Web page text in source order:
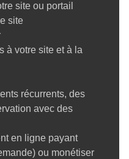
en ligne, la mise en
site Ticketor
en ligne
lieu
avec une
de COVID-19
et la réplication
site ou portail
site
à votre site et à la
récurrents, des
avec des
en ligne payant
ou monétiser